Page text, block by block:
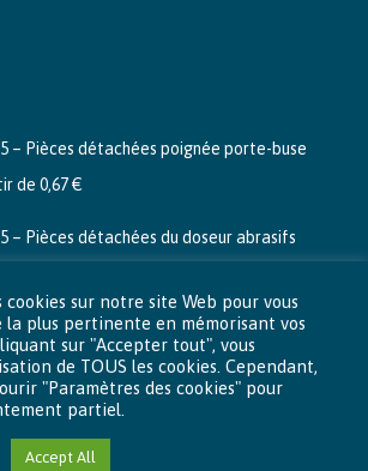
– Pièces détachées poignée porte-buse
de 0,67€
– Pièces détachées du doseur abrasifs
Pièces détachées du doseur abrasifs
de2,66€
Lux . Tous droits réservés |
cookies sur notre site Web pour vous
plus pertinente en mémorisant vos
sur "Accepter tout", vous
de TOUS les cookies. Cependant,
"Paramètres des cookies" pour
partiel.
Accept All